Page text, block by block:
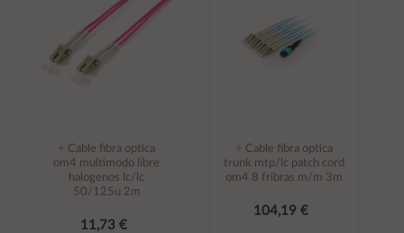
÷ Cable fibra optica
om4 multimodo libre
halogenos lc/lc
50/125u 2m
11,73 €
÷ Cable fibra optica
trunk mtp/lc patch cord
om4 8 fribras m/m 3m
104,19 €